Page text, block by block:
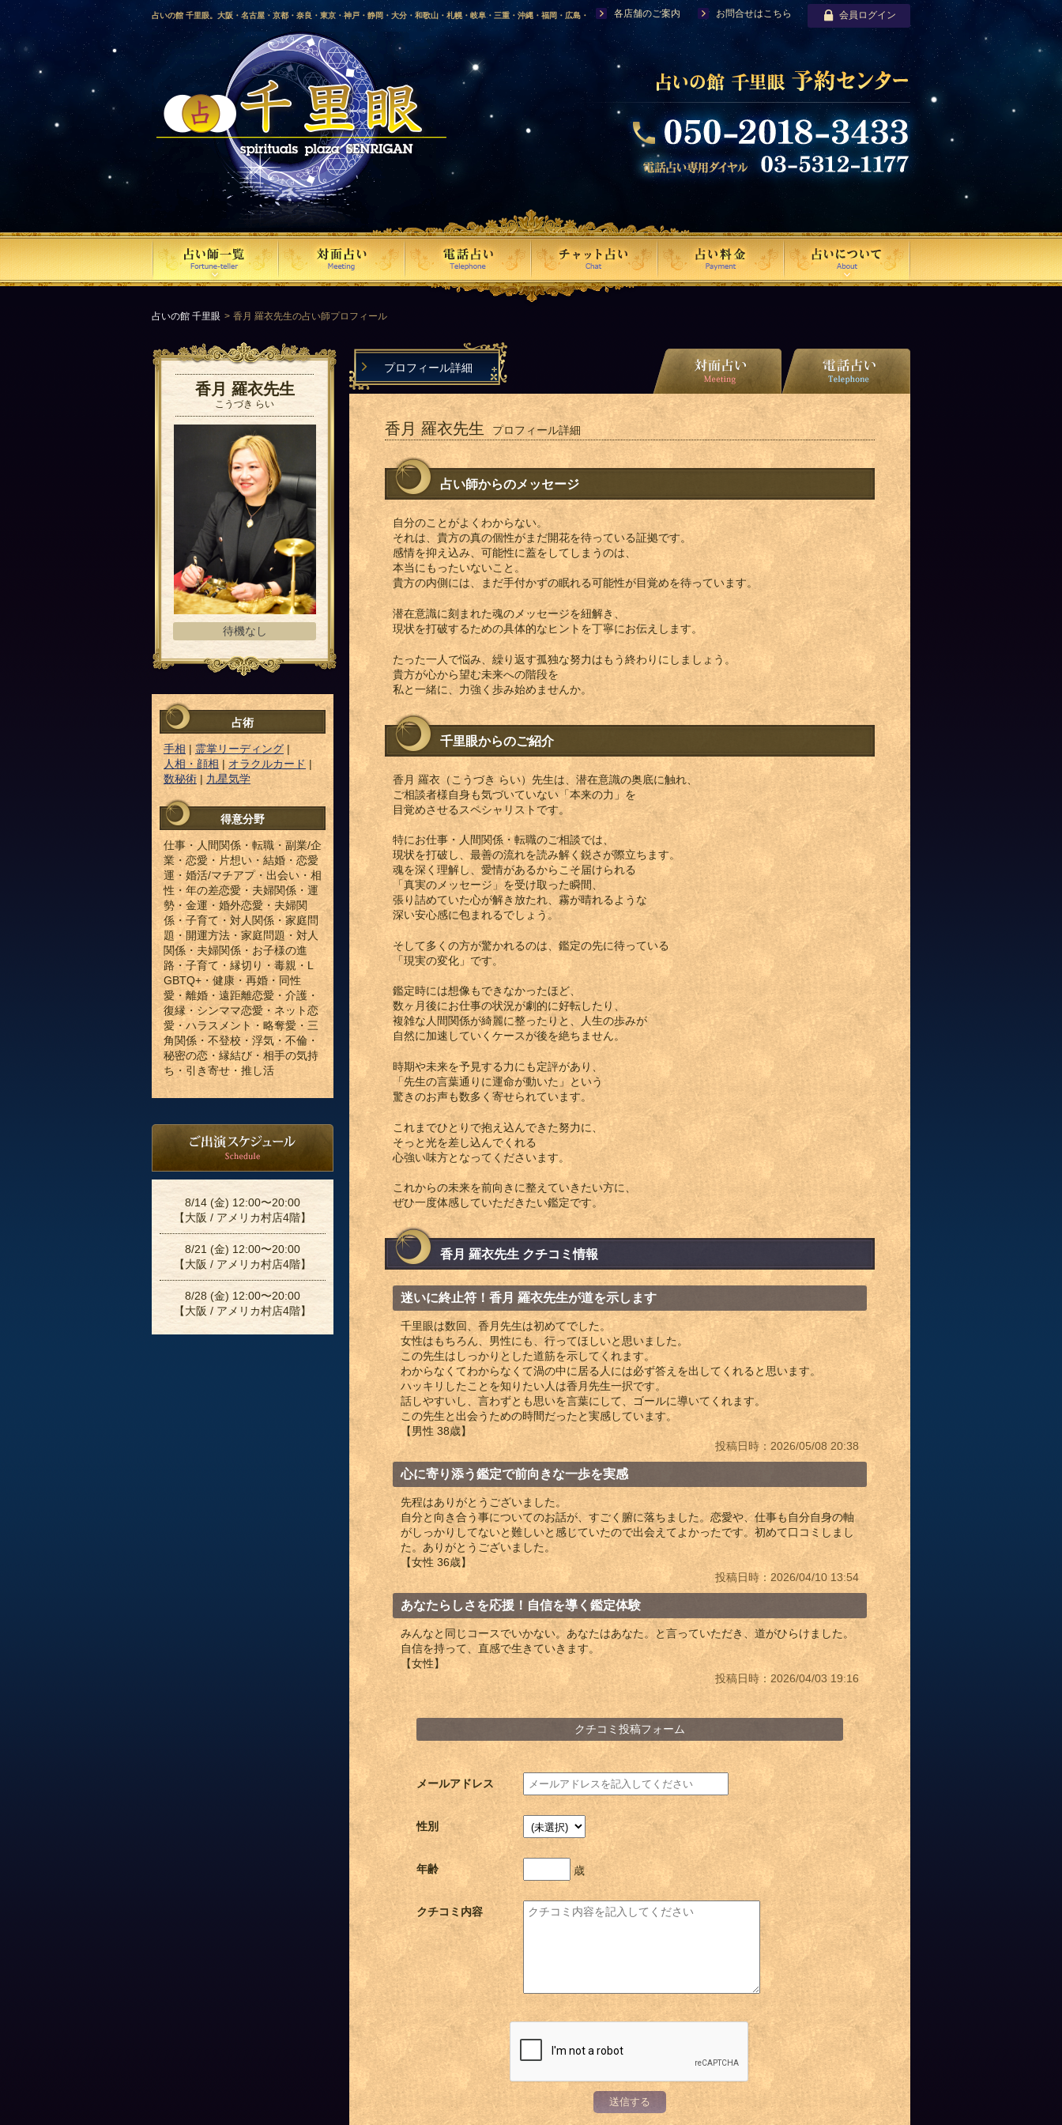
占いの館 千里眼。大阪・名古屋・京都・奈良・東京・神戸・静岡・大分・和歌山・札幌・岐阜・三重・沖縄・福岡・広島・
愛媛・鹿児島・徳島・香川・山形・岡山・横浜・千葉・福島・岩手・高知・熊本・群馬・滋賀・福井・仙台・山口・宮崎・山
梨・長野・埼玉・茨城・栃木・金沢・佐賀・長崎・鳥取・富山・新潟・秋田・青森・島根に店舗を構える、口コミで評判の人
気占い師による占い。
各店舗のご案内 お問合せはこちら 会員ログイン
占いの館 千里眼 香月 羅衣先生の占い師プロフィール
香月 羅衣先生
こうづき らい
待機なし
占術
手相 | 霊掌リーディング|
人相・顔相 | オラクルカード |
数秘術 | 九星気学
得意分野
仕事・人間関係・転職・副業/企
業・恋愛・片想い・結婚・恋愛
運・婚活/マチアプ・出会い・相
性・年の差恋愛・夫婦関係・運
勢・金運・婚外恋愛・夫婦関
係・子育て・対人関係・家庭問
題・開運方法・家庭問題・対人
関係・夫婦関係・お子様の進
路・子育て・縁切り・毒親・L
GBTQ+・健康・再婚・同性
愛・離婚・遠距離恋愛・介護・
復縁・シンママ恋愛・ネット恋
愛・ハラスメント・略奪愛・三
角関係・不登校・浮気・不倫・
秘密の恋・縁結び・相手の気持
ち・引き寄せ・推し活
8/14 (金) 12:00〜20:00
【大阪 / アメリカ村店4階】
8/21 (金) 12:00〜20:00
【大阪 / アメリカ村店4階】
8/28 (金) 12:00〜20:00
【大阪 / アメリカ村店4階】
プロフィール詳細
香月 羅衣先生 プロフィール詳細
占い師からのメッセージ
自分のことがよくわからない。
それは、貴方の真の個性がまだ開花を待っている証拠です。
感情を抑え込み、可能性に蓋をしてしまうのは、
本当にもったいないこと。
貴方の内側には、まだ手付かずの眠れる可能性が目覚めを待っています。
潜在意識に刻まれた魂のメッセージを紐解き、
現状を打破するための具体的なヒントを丁寧にお伝えします。
たった一人で悩み、繰り返す孤独な努力はもう終わりにしましょう。
貴方が心から望む未来への階段を
私と一緒に、力強く歩み始めませんか。
千里眼からのご紹介
香月 羅衣（こうづき らい）先生は、潜在意識の奥底に触れ、
ご相談者様自身も気づいていない「本来の力」を
目覚めさせるスペシャリストです。
特にお仕事・人間関係・転職のご相談では、
現状を打破し、最善の流れを読み解く鋭さが際立ちます。
魂を深く理解し、愛情があるからこそ届けられる
「真実のメッセージ」を受け取った瞬間、
張り詰めていた心が解き放たれ、霧が晴れるような
深い安心感に包まれるでしょう。
そして多くの方が驚かれるのは、鑑定の先に待っている
「現実の変化」です。
鑑定時には想像もできなかったほど、
数ヶ月後にお仕事の状況が劇的に好転したり、
複雑な人間関係が綺麗に整ったりと、人生の歩みが
自然に加速していくケースが後を絶ちません。
時期や未来を予見する力にも定評があり、
「先生の言葉通りに運命が動いた」という
驚きのお声も数多く寄せられています。
これまでひとりで抱え込んできた努力に、
そっと光を差し込んでくれる
心強い味方となってくださいます。
これからの未来を前向きに整えていきたい方に、
ぜひ一度体感していただきたい鑑定です。
香月 羅衣先生 クチコミ情報
迷いに終止符！香月 羅衣先生が道を示します
千里眼は数回、香月先生は初めてでした。
女性はもちろん、男性にも、行ってほしいと思いました。
この先生はしっかりとした道筋を示してくれます。
わからなくてわからなくて渦の中に居る人には必ず答えを出してくれると思います。
ハッキリしたことを知りたい人は香月先生一択です。
話しやすいし、言わずとも思いを言葉にして、ゴールに導いてくれます。
この先生と出会うための時間だったと実感しています。
【男性 38歳】
投稿日時：2026/05/08 20:38
心に寄り添う鑑定で前向きな一歩を実感
先程はありがとうございました。
自分と向き合う事についてのお話が、すごく腑に落ちました。恋愛や、仕事も自分自身の軸
がしっかりしてないと難しいと感じていたので出会えてよかったです。初めて口コミしまし
た。ありがとうございました。
【女性 36歳】
投稿日時：2026/04/10 13:54
あなたらしさを応援！自信を導く鑑定体験
みんなと同じコースでいかない。あなたはあなた。と言っていただき、道がひらけました。
自信を持って、直感で生きていきます。
【女性】
投稿日時：2026/04/03 19:16
クチコミ投稿フォーム
メールアドレス
性別
年齢 歳
クチコミ内容
送信する